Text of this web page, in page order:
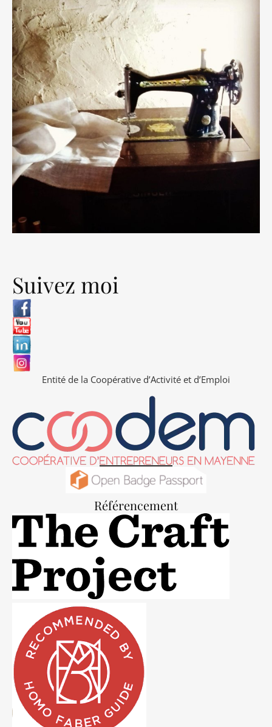
Suivez moi
Entité de la Coopérative d’Activité et d’Emploi
Référencement